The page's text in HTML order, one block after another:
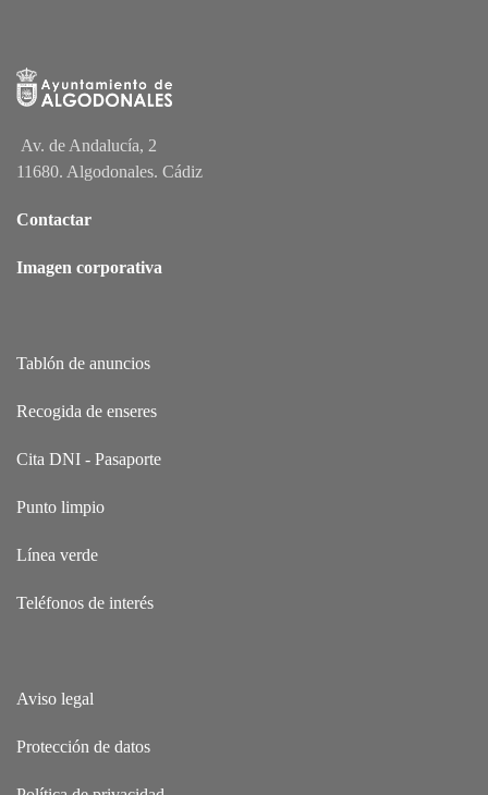
Av. de Andalucía, 2
11680. Algodonales. Cádiz
Contactar
Imagen corporativa
Tablón de anuncios
Recogida de enseres
Cita DNI - Pasaporte
Punto limpio
Línea verde
Teléfonos de interés
Aviso legal
Protección de datos